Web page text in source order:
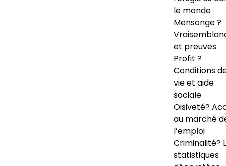
le monde
Mensonge ?
et preuves
Profit ?
Conditions
vie et aide
sociale
Oisiveté?
au marché
l’emploi
Criminalité?
statistiques